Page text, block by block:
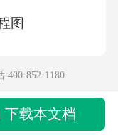
使用气味浓
爽，男士应
化淡妆，恰
图
:400-852-1180
下载本文档